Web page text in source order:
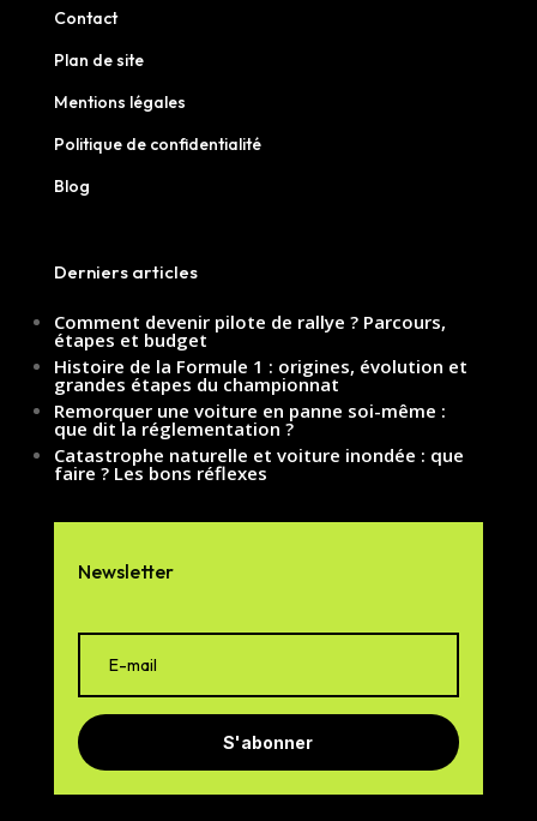
Contact
Plan de site
Mentions légales
Politique de confidentialité
Blog
Derniers articles
Comment devenir pilote de rallye ? Parcours,
étapes et budget
Histoire de la Formule 1 : origines, évolution et
grandes étapes du championnat
Remorquer une voiture en panne soi-même :
que dit la réglementation ?
Catastrophe naturelle et voiture inondée : que
faire ? Les bons réflexes
Newsletter
S'abonner